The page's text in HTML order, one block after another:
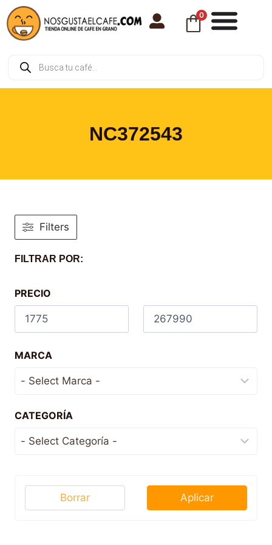
0
NC372543
Filters
FILTRAR POR:
PRECIO
MARCA
CATEGORÍA
Aplicar
Borrar